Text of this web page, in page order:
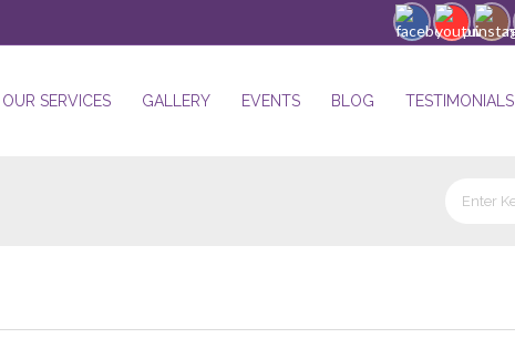
OUR SERVICES GALLERY EVENTS BLOG TESTIMONIALS